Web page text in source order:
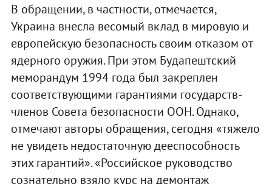
В обращении, в частности, отмечается,
Украина внесла весомый вклад в мировую и
европейскую безопасность своим отказом от
ядерного оружия. При этом Будапештский
меморандум 1994 года был закреплен
соответствующими гарантиями государств-
членов Совета безопасности ООН. Однако,
отмечают авторы обращения, сегодня «тяжело
не увидеть недостаточную дееспособность
этих гарантий». «Российское руководство
сознательно взяло курс на демонтаж